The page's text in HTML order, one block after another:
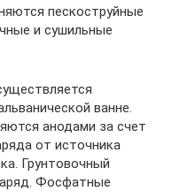
пескоструйные
и сушильные
ванне.
анодами за счет
от источника
Грунтовочный
Фосфатные